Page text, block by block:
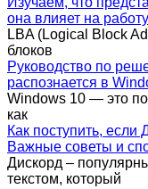
она влияет на
LBA (Logical Block
блоков
Руководство по
распознается в
Windows 10 — это
как
Как поступить, если
Важные советы и
Дискорд –
текстом, который